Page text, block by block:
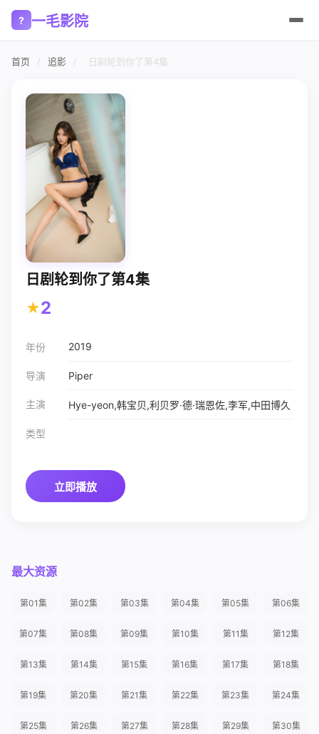
? 一毛影院
首页 / 追影 / 日剧轮到你了第4集
日剧轮到你了第4集
★2
年份 2019
导演 Piper
主演 Hye-yeon,韩宝贝,利贝罗·德·瑞恩佐,李军,中田博久
类型
立即播放
最大资源
第01集 第02集 第03集 第04集 第05集 第06集
第07集 第08集 第09集 第10集 第11集 第12集
第13集 第14集 第15集 第16集 第17集 第18集
第19集 第20集 第21集 第22集 第23集 第24集
第25集 第26集 第27集 第28集 第29集 第30集